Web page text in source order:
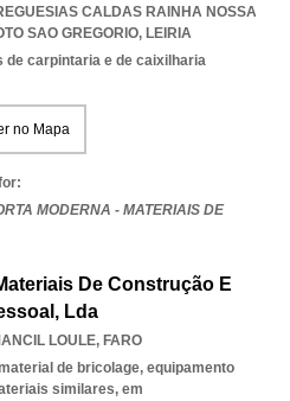
CALDAS RAINHA NOSSA
SAO GREGORIO, LEIRIA
de carpintaria e de caixilharia
no Mapa
MODERNA - MATERIAIS DE
De Construção E
Lda
LOULE, FARO
de bricolage, equipamento
similares, em